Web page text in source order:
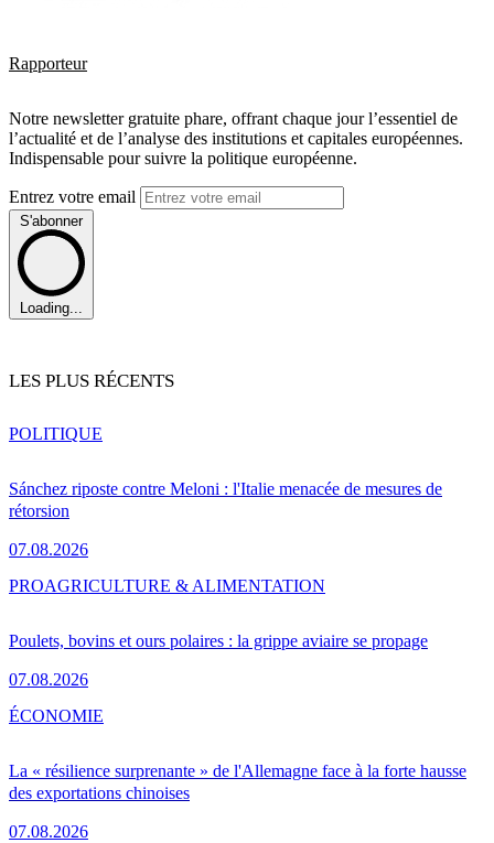
Rapporteur
Notre newsletter gratuite phare, offrant chaque jour l’essentiel de
l’actualité et de l’analyse des institutions et capitales européennes.
Indispensable pour suivre la politique européenne.
Entrez votre email
S'abonner
Loading...
LES PLUS RÉCENTS
Sánchez riposte contre Meloni : l'Italie menacée de mesures de
rétorsion
07.08.2026
POLITIQUE
Poulets, bovins et ours polaires : la grippe aviaire se propage
07.08.2026
PROAGRICULTURE & ALIMENTATION
La « résilience surprenante » de l'Allemagne face à la forte hausse
des exportations chinoises
07.08.2026
ÉCONOMIE